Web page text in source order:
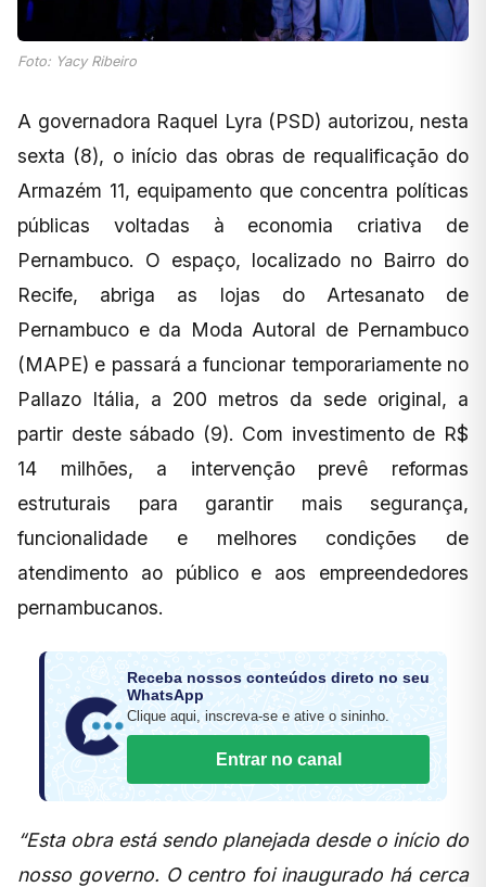
Foto: Yacy Ribeiro
A governadora Raquel Lyra (PSD) autorizou, nesta
sexta (8), o início das obras de requalificação do
Armazém 11, equipamento que concentra políticas
públicas voltadas à economia criativa de
Pernambuco. O espaço, localizado no Bairro do
Recife, abriga as lojas do Artesanato de
Pernambuco e da Moda Autoral de Pernambuco
(MAPE) e passará a funcionar temporariamente no
Pallazo Itália, a 200 metros da sede original, a
partir deste sábado (9). Com investimento de R$
14 milhões, a intervenção prevê reformas
estruturais para garantir mais segurança,
funcionalidade e melhores condições de
atendimento ao público e aos empreendedores
pernambucanos.
Receba nossos conteúdos direto no seu
WhatsApp
Clique aqui, inscreva-se e ative o sininho.
Entrar no canal
“Esta obra está sendo planejada desde o início do
nosso governo. O centro foi inaugurado há cerca